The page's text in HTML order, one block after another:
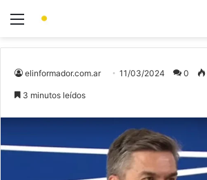
elinformador.com.ar 11/03/2024 0
3 minutos leídos